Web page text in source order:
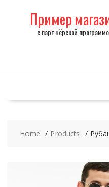
Пример
с партнёрской
Home Products